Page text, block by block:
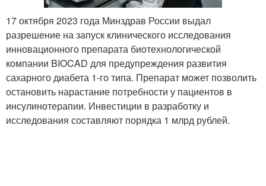
17 октября 2023 года Минздрав России выдал
разрешение на запуск клинического исследования
инновационного препарата биотехнологической
компании BIOCAD для предупреждения развития
сахарного диабета 1-го типа. Препарат может позволить
остановить нарастание потребности у пациентов в
инсулинотерапии. Инвестиции в разработку и
исследования составляют порядка 1 млрд рублей.